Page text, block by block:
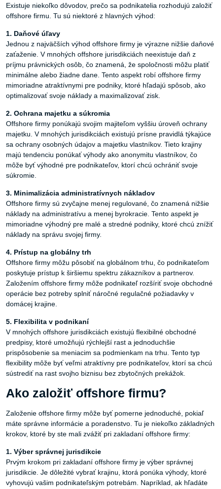
Existuje niekoľko dôvodov, prečo sa podnikatelia rozhodujú založiť
offshore firmu. Tu sú niektoré z hlavných výhod:
1. Daňové úľavy
Jednou z najväčších výhod offshore firmy je výrazne nižšie daňové
zaťaženie. V mnohých offshore jurisdikciách neexistuje daň z
príjmu právnických osôb, čo znamená, že spoločnosti môžu platiť
minimálne alebo žiadne dane. Tento aspekt robí offshore firmy
mimoriadne atraktívnymi pre podniky, ktoré hľadajú spôsob, ako
optimalizovať svoje náklady a maximalizovať zisk.
2. Ochrana majetku a súkromia
Offshore firmy ponúkajú svojim majiteľom vyššiu úroveň ochrany
majetku. V mnohých jurisdikciách existujú prísne pravidlá týkajúce
sa ochrany osobných údajov a majetku vlastníkov. Tieto krajiny
majú tendenciu ponúkať výhody ako anonymitu vlastníkov, čo
môže byť výhodné pre podnikateľov, ktorí chcú ochrániť svoje
súkromie.
3. Minimalizácia administratívnych nákladov
Offshore firmy sú zvyčajne menej regulované, čo znamená nižšie
náklady na administratívu a menej byrokracie. Tento aspekt je
mimoriadne výhodný pre malé a stredné podniky, ktoré chcú znížiť
náklady na správu svojej firmy.
4. Prístup na globálny trh
Offshore firmy môžu pôsobiť na globálnom trhu, čo podnikateľom
poskytuje prístup k širšiemu spektru zákazníkov a partnerov.
Založením offshore firmy môže podnikateľ rozšíriť svoje obchodné
operácie bez potreby splniť náročné regulačné požiadavky v
domácej krajine.
5. Flexibilita v podnikaní
V mnohých offshore jurisdikciách existujú flexibilné obchodné
predpisy, ktoré umožňujú rýchlejší rast a jednoduchšie
prispôsobenie sa meniacim sa podmienkam na trhu. Tento typ
flexibility môže byť veľmi atraktívny pre podnikateľov, ktorí sa chcú
sústrediť na rast svojho biznisu bez zbytočných prekážok.
Ako založiť offshore firmu?
Založenie offshore firmy môže byť pomerne jednoduché, pokiaľ
máte správne informácie a poradenstvo. Tu je niekoľko základných
krokov, ktoré by ste mali zvážiť pri zakladaní offshore firmy:
1. Výber správnej jurisdikcie
Prvým krokom pri zakladaní offshore firmy je výber správnej
jurisdikcie. Je dôležité vybrať krajinu, ktorá ponúka výhody, ktoré
vyhovujú vašim podnikateľským potrebám. Napríklad, ak hľadáte